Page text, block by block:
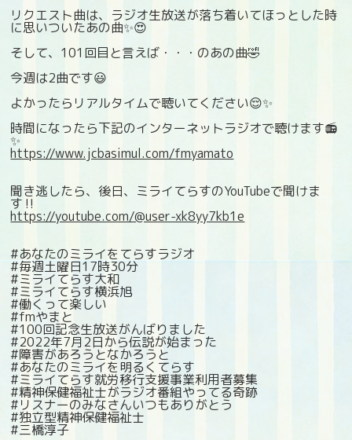
リクエスト曲は、ラジオ生放送が落ち着いてほっとした時
に思いついたあの曲✨😍
そして、101回目と言えば・・・のあの曲🤣
今週は2曲です😃
よかったらリアルタイムで聴いてください😌✨
時間になったら下記のインターネットラジオで聴けます📻
✨
https://www.jcbasimul.com/fmyamato
聞き逃したら、後日、ミライてらすのYouTubeで聞けま
す‼️
https://youtube.com/@user-xk8yy7kb1e
#あなたのミライをてらすラジオ
#毎週土曜日17時30分
#ミライてらす大和
#ミライてらす横浜旭
#働くって楽しい
#fmやまと
#100回記念生放送がんばりました
#2022年7月2日から伝説が始まった
#障害があろうとなかろうと
#あなたのミライを明るくてらす
#ミライてらす就労移行支援事業利用者募集
#精神保健福祉士がラジオ番組やってる奇跡
#リスナーのみなさんいつもありがとう
#独立型精神保健福祉士
#三橋淳子